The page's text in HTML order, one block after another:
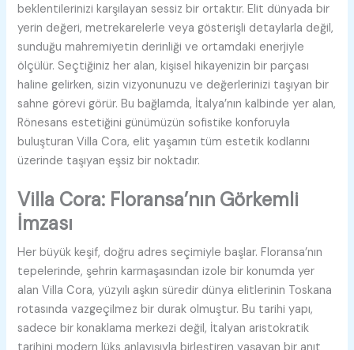
beklentilerinizi karşılayan sessiz bir ortaktır. Elit dünyada bir
yerin değeri, metrekarelerle veya gösterişli detaylarla değil,
sunduğu mahremiyetin derinliği ve ortamdaki enerjiyle
ölçülür. Seçtiğiniz her alan, kişisel hikayenizin bir parçası
haline gelirken, sizin vizyonunuzu ve değerlerinizi taşıyan bir
sahne görevi görür. Bu bağlamda, İtalya’nın kalbinde yer alan,
Rönesans estetiğini günümüzün sofistike konforuyla
buluşturan Villa Cora, elit yaşamın tüm estetik kodlarını
üzerinde taşıyan eşsiz bir noktadır.
Villa Cora: Floransa’nın Görkemli
İmzası
Her büyük keşif, doğru adres seçimiyle başlar. Floransa’nın
tepelerinde, şehrin karmaşasından izole bir konumda yer
alan Villa Cora, yüzyılı aşkın süredir dünya elitlerinin Toskana
rotasında vazgeçilmez bir durak olmuştur. Bu tarihi yapı,
sadece bir konaklama merkezi değil, İtalyan aristokratik
tarihini modern lüks anlayışıyla birleştiren yaşayan bir anıt